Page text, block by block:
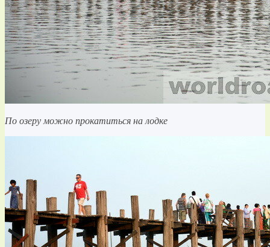
По озеру можно прокатиться на лодке